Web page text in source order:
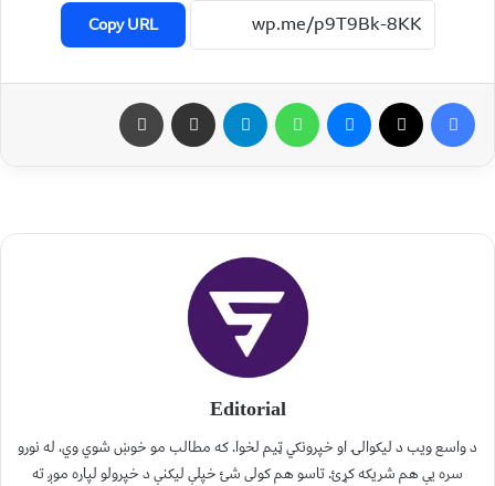
Copy URL
Editorial
د واسع ویب د لیکوالۍ او خپرونکي ټیم لخوا. که مطالب مو خوښ شوي وي، له نورو
سره یې هم شریکه کړئ. تاسو هم کولی شئ خپلې لیکنې د خپرولو لپاره موږ ته